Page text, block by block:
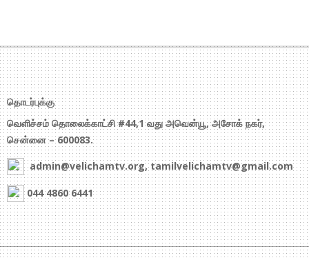
தொடர்புக்கு
வெளிச்சம் தொலைக்காட்சி #44,1 வது அவென்யூ, அசோக் நகர்,
சென்னை – 600083.
admin@velichamtv.org, tamilvelichamtv@gmail.com
044 4860 6441